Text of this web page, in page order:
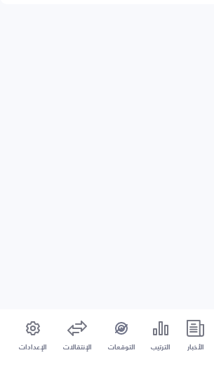
الأخبار الترتيب التوقعات الإنتقالات الإعدادات